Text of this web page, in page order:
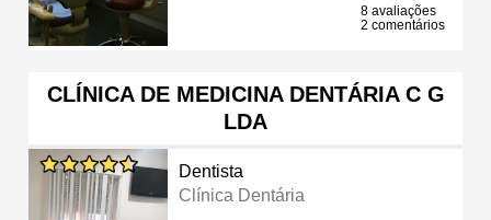
8 avaliações
2 comentários
CLÍNICA DE MEDICINA DENTÁRIA C G
LDA
Dentista
Clínica Dentária